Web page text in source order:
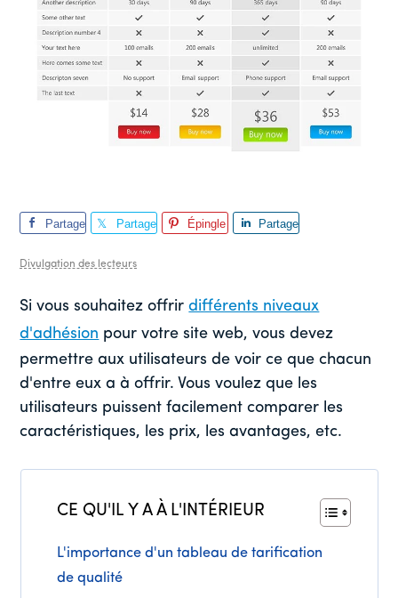
Partage
Partage
Épingle
Partage
Divulgation des lecteurs
Si vous souhaitez offrirdifférents niveaux
d'adhésion pour votre site web, vous devez
permettre aux utilisateurs de voir ce que chacun
d'entre eux a à offrir. Vous voulez que les
utilisateurs puissent facilement comparer les
caractéristiques, les prix, les avantages, etc.
CE QU'IL Y A À L'INTÉRIEUR
L'importance d'un tableau de tarification
de qualité